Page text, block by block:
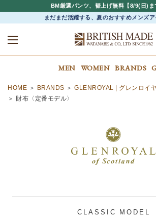
BM厳選パンツ、裾上げ無料【8/9(日)ま
まだまだ活躍する、夏のおすすめメンズア
MEN WOMEN BRANDS
HOME BRANDS GLENROYAL | グレンロイ
財布〈定番モデル〉
CLASSIC MODEL